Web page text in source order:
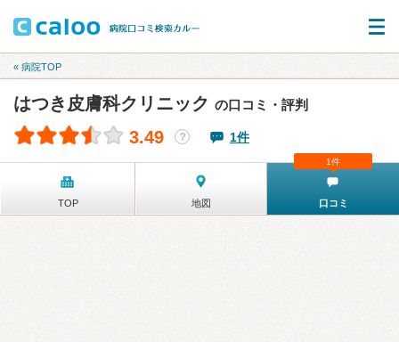
« 病院TOP
はつき皮膚科クリニック の口コミ・評判
3.49 ？ 1件
TOP 地図 口コミ
1件